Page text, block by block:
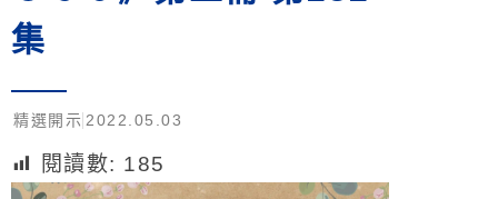
集
精選開示 2022.05.03
閱讀數: 185